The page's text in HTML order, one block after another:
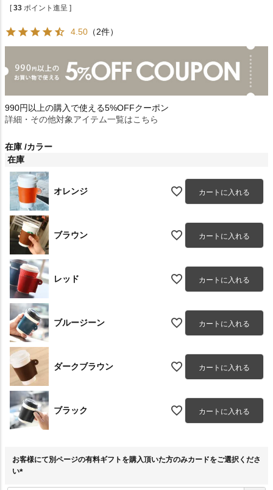
[ 33 ポイント進呈 ]
4.50 （2件）
990円以上の購入で使える5%OFFクーポン
詳細・その他対象アイテム一覧はこちら
在庫 カラー
在庫
オレンジ カートに入れる
ブラウン カートに入れる
レッド カートに入れる
ブルージーン カートに入れる
ダークブラウン カートに入れる
ブラック カートに入れる
お客様にて別ページの有料ギフトを購入頂いた方のみカードをご選択くださ
い